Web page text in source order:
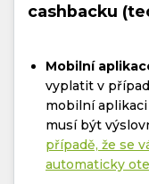
cashbacku
Mobilní
vyplatit v
mobilní
musí být
případě, že se
automaticky